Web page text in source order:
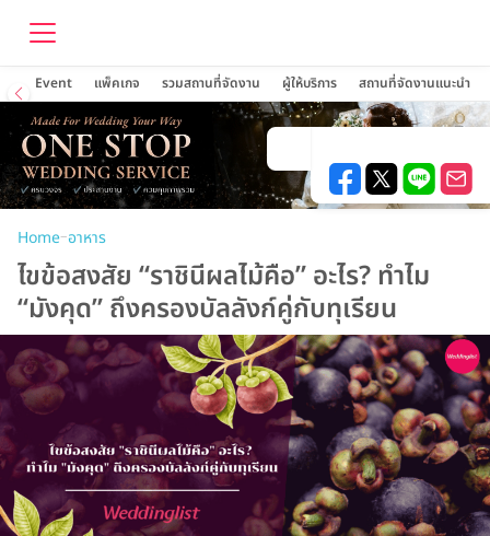
Event แพ็คเกจ รวมสถานที่จัดงาน ผู้ให้บริการ สถานที่จัดงานแนะนำ
Home–อาหาร
ไขข้อสงสัย “ราชินีผลไม้คือ” อะไร? ทำไม
“มังคุด” ถึงครองบัลลังก์คู่กับทุเรียน